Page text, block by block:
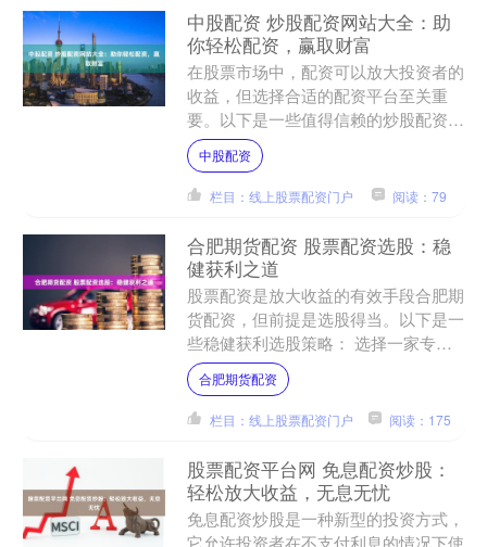
中股配资 炒股配资网站大全：助
你轻松配资，赢取财富
在股票市场中，配资可以放大投资者的
收益，但选择合适的配资平台至关重
要。以下是一些值得信赖的炒股配资网
站： **2. 了解杠杆比例：**杠杆比例决
定了放大收益的倍....
中股配资
栏目：线上股票配资门户 阅读：79
合肥期货配资 股票配资选股：稳
健获利之道
股票配资是放大收益的有效手段合肥期
货配资，但前提是选股得当。以下是一
些稳健获利选股策略： 选择一家专业
的配资公司至关重要。专业的配资公司
拥有完善的风控体系、合理....
合肥期货配资
栏目：线上股票配资门户 阅读：175
股票配资平台网 免息配资炒股：
轻松放大收益，无息无忧
免息配资炒股是一种新型的投资方式，
它允许投资者在不支付利息的情况下使